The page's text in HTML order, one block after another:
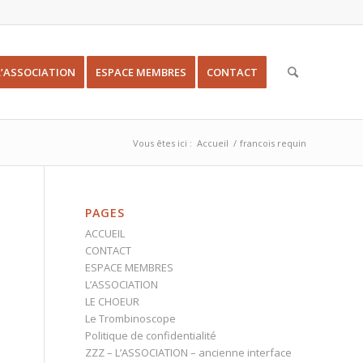
ESPACE MEMBRES CONTACT
Vous êtes ici : Accueil / francois requin
PAGES
ACCUEIL
CONTACT
ESPACE MEMBRES
L’ASSOCIATION
LE CHOEUR
Le Trombinoscope
Politique de confidentialité
ZZZ – L’ASSOCIATION – ancienne interface